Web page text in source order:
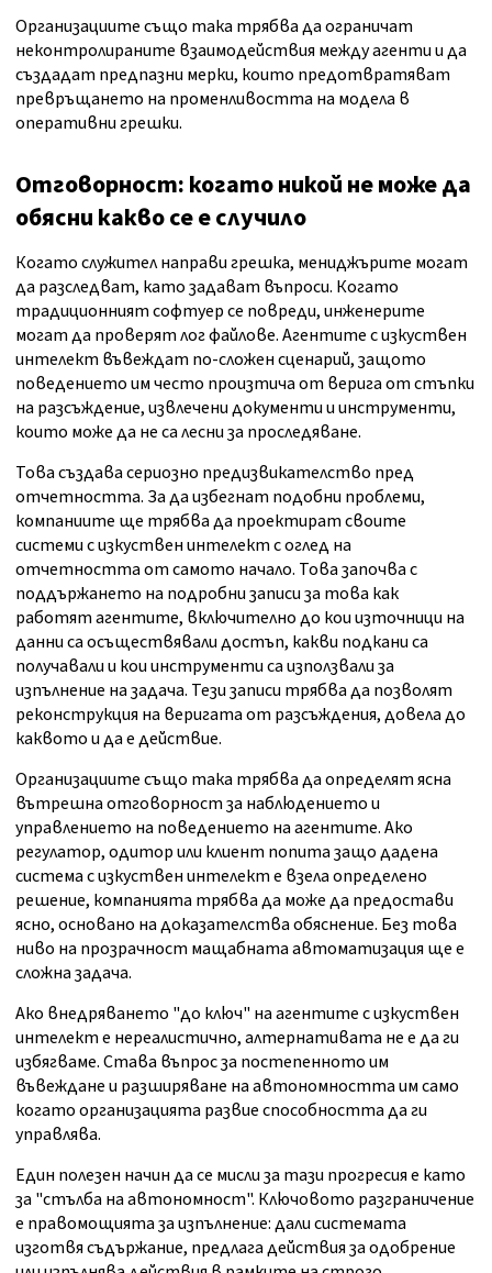
Организациите също така трябва да ограничат
неконтролираните взаимодействия между агенти и да
създадат предпазни мерки, които предотвратяват
превръщането на променливостта на модела в
оперативни грешки.
Отговорност: когато никой не може да
обясни какво се е случило
Когато служител направи грешка, мениджърите могат
да разследват, като задават въпроси. Когато
традиционният софтуер се повреди, инженерите
могат да проверят лог файлове. Агентите с изкуствен
интелект въвеждат по-сложен сценарий, защото
поведението им често произтича от верига от стъпки
на разсъждение, извлечени документи и инструменти,
които може да не са лесни за проследяване.
Това създава сериозно предизвикателство пред
отчетността. За да избегнат подобни проблеми,
компаниите ще трябва да проектират своите
системи с изкуствен интелект с оглед на
отчетността от самото начало. Това започва с
поддържането на подробни записи за това как
работят агентите, включително до кои източници на
данни са осъществявали достъп, какви подкани са
получавали и кои инструменти са използвали за
изпълнение на задача. Тези записи трябва да позволят
реконструкция на веригата от разсъждения, довела до
каквото и да е действие.
Организациите също така трябва да определят ясна
вътрешна отговорност за наблюдението и
управлението на поведението на агентите. Ако
регулатор, одитор или клиент попита защо дадена
система с изкуствен интелект е взела определено
решение, компанията трябва да може да предостави
ясно, основано на доказателства обяснение. Без това
ниво на прозрачност мащабната автоматизация ще е
сложна задача.
Ако внедряването "до ключ" на агентите с изкуствен
интелект е нереалистично, алтернативата не е да ги
избягваме. Става въпрос за постепенното им
въвеждане и разширяване на автономността им само
когато организацията развие способността да ги
управлява.
Един полезен начин да се мисли за тази прогресия е като
за "стълба на автономност". Ключовото разграничение
е правомощията за изпълнение: дали системата
изготвя съдържание, предлага действия за одобрение